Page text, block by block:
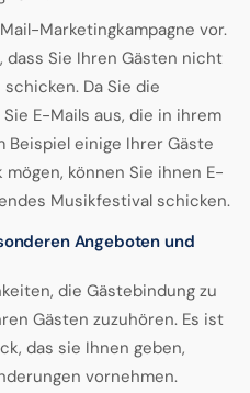
Marketingkampagne vor.
Sie Ihren Gästen nicht
Da Sie die
E-Mails aus, die in ihrem
Beispiel einige Ihrer Gäste
können Sie ihnen E-
Musikfestival schicken.
Angeboten und
die Gästebindung zu
Gästen zuzuhören. Es ist
das sie Ihnen geben,
vornehmen.